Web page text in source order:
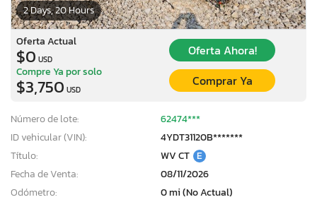
2 Days, 20 Hours
Oferta Actual
$0 USD
Oferta Ahora!
Compre Ya por solo
$3,750 USD
Comprar Ya
Número de lote:
62474***
ID vehicular (VIN):
4YDT31120B*******
Título:
WV CT E
Fecha de Venta:
08/11/2026
Odómetro:
0 mi (No Actual)